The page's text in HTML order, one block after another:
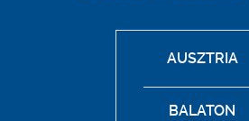
AUSZTRIA
BALATON